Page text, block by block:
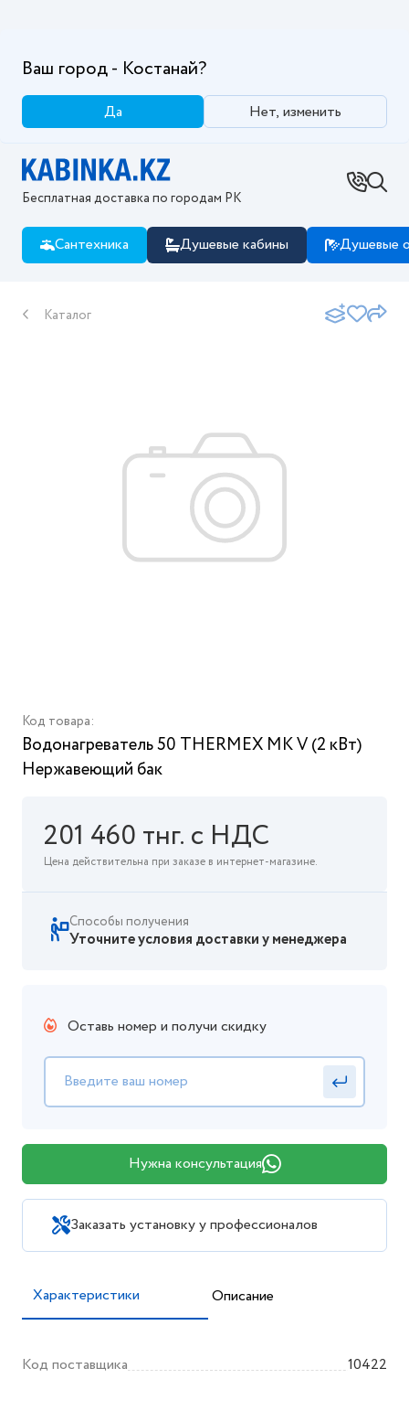
Ваш город - Костанай?
Да Нет, изменить
Бесплатная доставка по городам РК
Сантехника Душевые кабины Душевые
Каталог
Код товара:
Водонагреватель 50 THERMEX MK V (2 кВт)
Нержавеющий бак
201 460 тнг. с НДС
Цена действительна при заказе в интернет-магазине.
Способы получения
Уточните условия доставки у менеджера
Оставь номер и получи скидку
Нужна консультация
Заказать установку у профессионалов
Характеристики Описание
Код поставщика 10422